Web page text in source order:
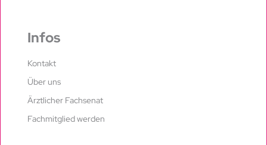
Infos
Kontakt
Über uns
Ärztlicher Fachsenat
Fachmitglied werden